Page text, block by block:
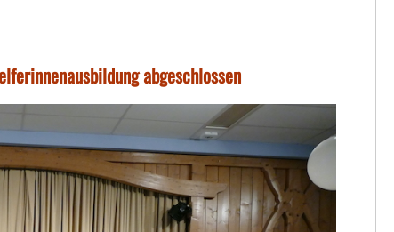
abgeschlossen